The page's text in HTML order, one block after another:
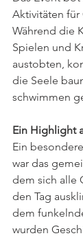
Aktivitäten für
Während die
Spielen und
austobten,
die Seele
schwimmen
Ein Highlight
Ein
war das
dem sich alle
den Tag
dem
wurden